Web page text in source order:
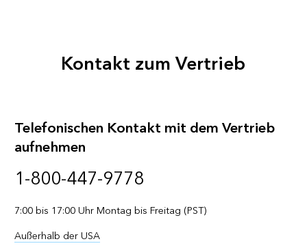
Kontakt zum Vertrieb
Telefonischen Kontakt mit dem Vertrieb
aufnehmen
1-800-447-9778
7:00 bis 17:00 Uhr Montag bis Freitag (PST)
Außerhalb der USA